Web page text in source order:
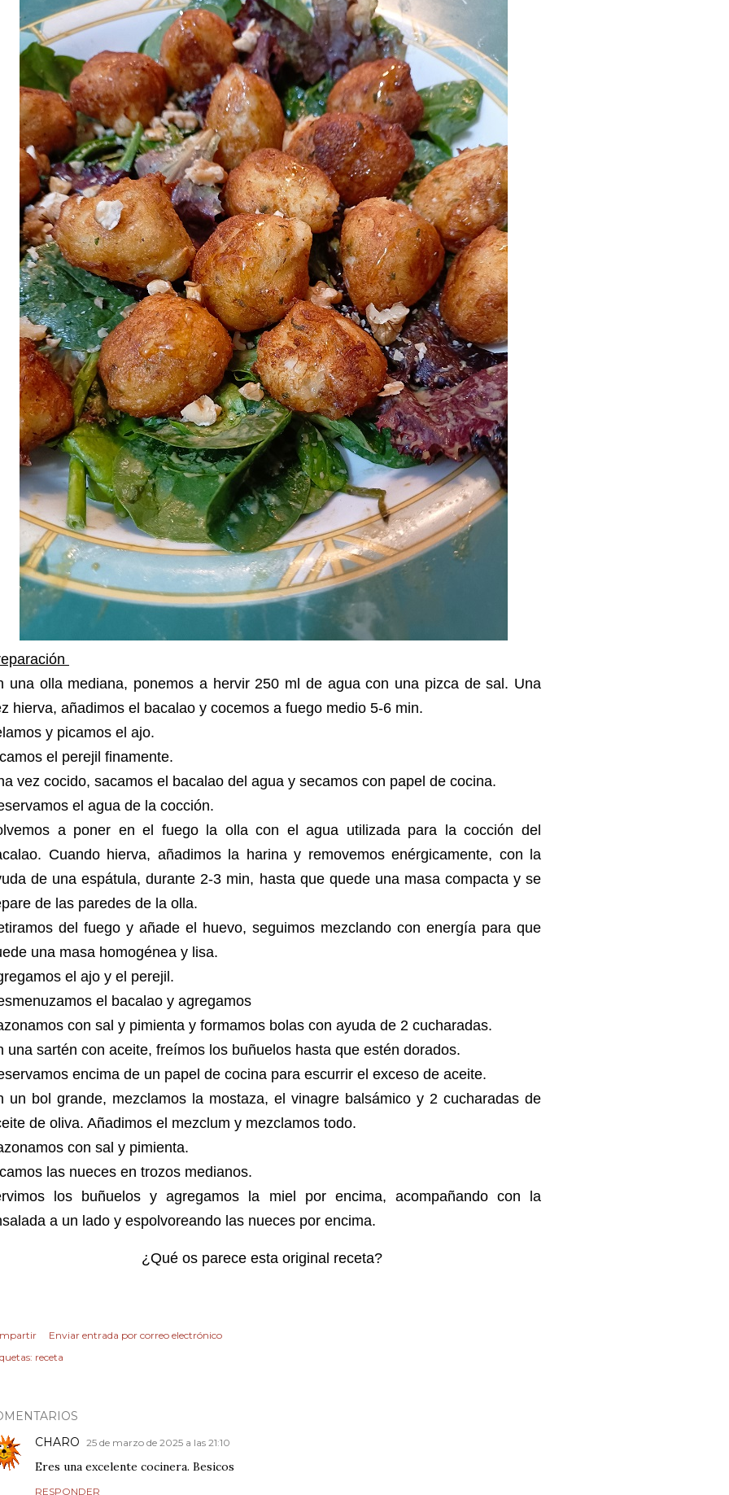
una olla mediana, ponemos a hervir 250 ml de agua con una pizca de sal. Una
hierva, añadimos el bacalao y cocemos a fuego medio 5-6 min.
y picamos el ajo.
el perejil finamente.
vez cocido, sacamos el bacalao del agua y secamos con papel de cocina.
el agua de la cocción.
a poner en el fuego la olla con el agua utilizada para la cocción del
Cuando hierva, añadimos la harina y removemos enérgicamente, con la
de una espátula, durante 2-3 min, hasta que quede una masa compacta y se
de las paredes de la olla.
del fuego y añade el huevo, seguimos mezclando con energía para que
una masa homogénea y lisa.
el ajo y el perejil.
el bacalao y agregamos
con sal y pimienta y formamos bolas con ayuda de 2 cucharadas.
una sartén con aceite, freímos los buñuelos hasta que estén dorados.
encima de un papel de cocina para escurrir el exceso de aceite.
un bol grande, mezclamos la mostaza, el vinagre balsámico y 2 cucharadas de
de oliva. Añadimos el mezclum y mezclamos todo.
con sal y pimienta.
las nueces en trozos medianos.
los buñuelos y agregamos la miel por encima, acompañando con la
a un lado y espolvoreando las nueces por encima.
¿Qué os parece esta original receta?
Enviar entrada por correo electrónico
receta
CHARO 25 de marzo de 2025 a las 21:10
Eres una excelente cocinera. Besicos
RESPONDER